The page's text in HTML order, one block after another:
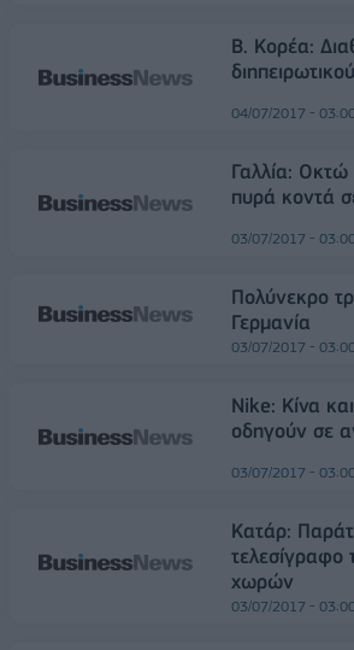
Β. Κορέα:
04/07/2017 -
Γαλλία: Οκτώ
πυρά κοντά
03/07/2017 -
Πολύνεκρο
Γερμανία
03/07/2017 -
Nike: Κίνα
οδηγούν σε
03/07/2017 -
Κατάρ:
χωρών
03/07/2017 -